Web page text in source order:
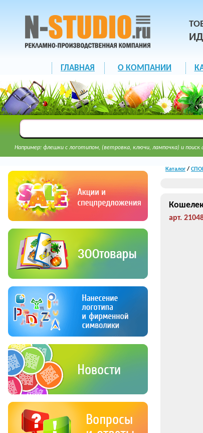
ГЛАВНАЯ О КОМПАНИИ
Например: флешки с логотипом, (ветровка, ключи, лампочка) и поиск
Каталог/
арт.